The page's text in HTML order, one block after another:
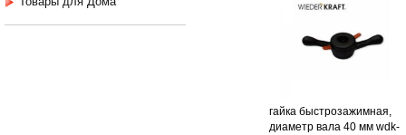
гайка быстрозажимная,
диаметр вала 40 мм wdk-